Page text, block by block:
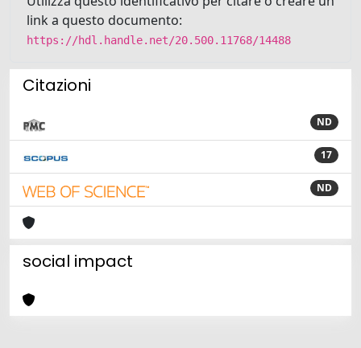
link a questo documento:
https://hdl.handle.net/20.500.11768/14488
Citazioni
ND
17
ND
social impact